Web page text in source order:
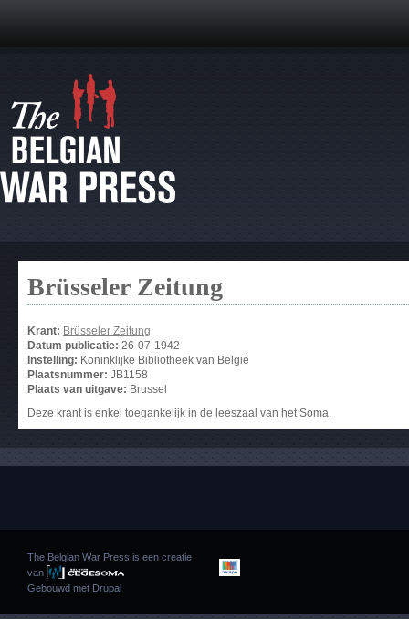
Brüsseler Zeitung
Krant: Brüsseler Zeitung
Datum publicatie: 26-07-1942
Instelling: Koninklijke Bibliotheek van België
Plaatsnummer: JB1158
Plaats van uitgave: Brussel
Deze krant is enkel toegankelijk in de leeszaal van het Soma.
The Belgian War Press is een creatie
van
Gebouwd met Drupal